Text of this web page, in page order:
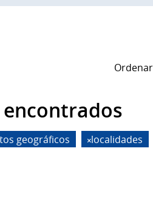
geográficos localidades